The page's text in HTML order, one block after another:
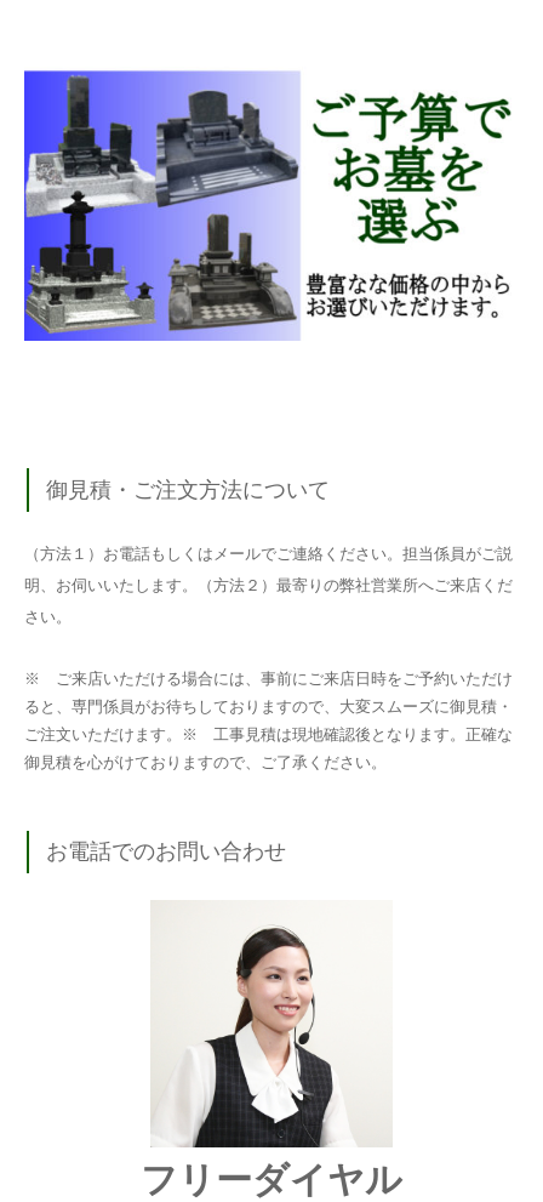
御見積・ご注文方法について
（方法１）お電話もしくはメールでご連絡ください。担当係員がご説
明、お伺いいたします。（方法２）最寄りの弊社営業所へご来店くだ
さい。
※ ご来店いただける場合には、事前にご来店日時をご予約いただけ
ると、専門係員がお待ちしておりますので、大変スムーズに御見積・
ご注文いただけます。※ 工事見積は現地確認後となります。正確な
御見積を心がけておりますので、ご了承ください。
お電話でのお問い合わせ
フリーダイヤル